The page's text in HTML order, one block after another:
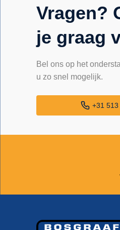
Vragen?
je graag
Bel ons op het
u zo snel mogelijk.
+31